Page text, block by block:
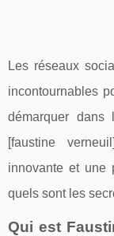
Les réseaux
incontournables
démarquer dans
[faustine
innovante et une
quels sont les
Qui est